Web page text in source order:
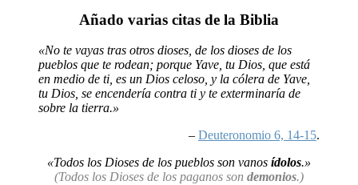
Añado varias citas de la Biblia
«No te vayas tras otros dioses, de los dioses de los
pueblos que te rodean; porque Yave, tu Dios, que está
en medio de ti, es un Dios celoso, y la cólera de Yave,
tu Dios, se encendería contra ti y te exterminaría de
sobre la tierra.»
– Deuteronomio 6, 14-15.
«Todos los Dioses de los pueblos son vanos ídolos.»
(Todos los Dioses de los paganos son demonios.)